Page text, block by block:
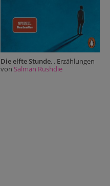
Die elfte Stunde. . Erzählungen
von Salman Rushdie